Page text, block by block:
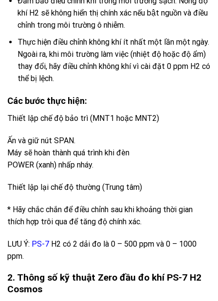
khí H2 sẽ không hiển thị chính xác nếu bật nguồn và điều
chỉnh trong môi trường ô nhiễm.
Thực hiện điều chỉnh không khí ít nhất một lần một ngày.
Ngoài ra, khi môi trường làm việc (nhiệt độ hoặc độ ẩm)
thay đổi, hãy điều chỉnh không khí vì cài đặt 0 ppm H2 có
thể bị lệch.
Các bước thực hiện:
Thiết lập chế độ bảo trì (MNT1 hoặc MNT2)
Ấn và giữ nút SPAN.
Máy sẽ hoàn thành quá trình khi đèn
POWER (xanh) nhấp nháy.
Thiết lập lại chế độ thường (Trung tâm)
* Hãy chắc chắn để điều chỉnh sau khi khoảng thời gian
thích hợp trôi qua để tăng độ chính xác.
LƯU Ý: PS-7 H2 có 2 dải đo là 0 – 500 ppm và 0 – 1000
ppm.
2. Thông số kỹ thuật Zero đầu đo khí PS-7 H2
Cosmos